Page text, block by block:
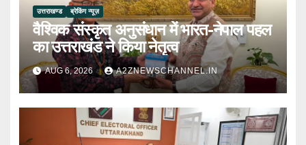
उत्तराखण्ड ब्रेकिंग न्यूज़
वैश्विक संस्कृत अनुसंधान में भारत-नेपाल पहल
का उत्तराखंड ने किया नेतृत्व
AUG 6, 2026 A2ZNEWSCHANNEL.IN